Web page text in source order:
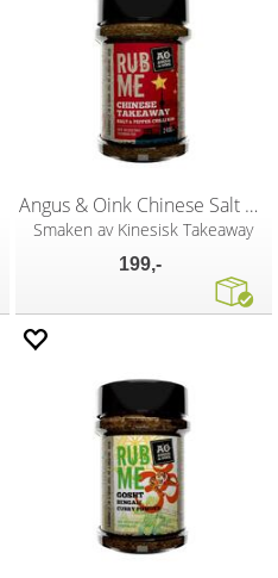
Angus & Oink Chinese Salt & Chilli 240g
Smaken av Kinesisk Takeaway
199,-